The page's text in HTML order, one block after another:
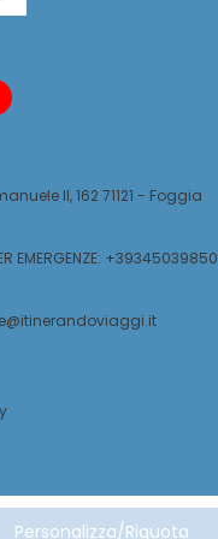
Personalizza/Riquota
II, 162 71121 - Foggia
EMERGENZE: